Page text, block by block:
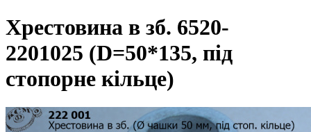
Хрестовина в зб. 6520-
2201025 (D=50*135, під
стопорне кільце)